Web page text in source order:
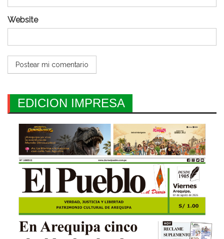
Website
EDICION IMPRESA